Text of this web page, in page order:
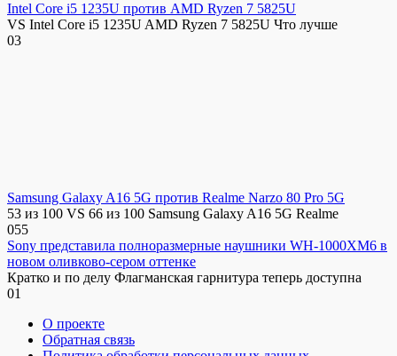
Intel Core i5 1235U против AMD Ryzen 7 5825U
VS Intel Core i5 1235U AMD Ryzen 7 5825U Что лучше
03
Samsung Galaxy A16 5G против Realme Narzo 80 Pro 5G
53 из 100 VS 66 из 100 Samsung Galaxy A16 5G Realme
055
Sony представила полноразмерные наушники WH-1000XM6 в
новом оливково-сером оттенке
Кратко и по делу Флагманская гарнитура теперь доступна
01
О проекте
Обратная связь